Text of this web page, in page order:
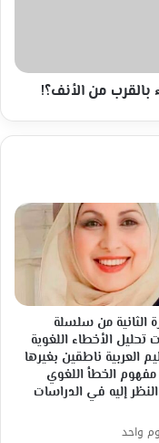
بالقرب من الأنف؟!
الثانية من سلسلة
تحليل الأخطاء اللغوية
العربية ناطقين بغيرها
مفهوم الخطأ اللغوي
إليه في الدراسات
واحد